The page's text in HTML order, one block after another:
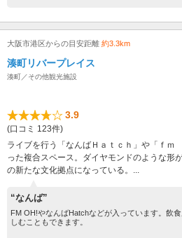
大阪市港区からの目安距離 約3.3km
湊町リバープレイス
湊町／その他観光施設
3.9
(口コミ 123件)
ライブを行う「なんばＨａｔｃｈ」や「ｆ
った複合スペース。ダイヤモンドのような形
の新たな文化拠点になっている。...
“なんば”
FM OH!やなんばHatchなどが入っています。飲
しむこともできます。